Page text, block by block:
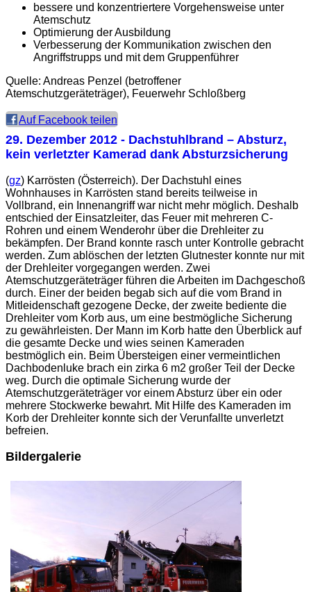
bessere und konzentriertere Vorgehensweise unter
Atemschutz
Optimierung der Ausbildung
Verbesserung der Kommunikation zwischen den
Angriffstrupps und mit dem Gruppenführer
Quelle: Andreas Penzel (betroffener
Atemschutzgeräteträger), Feuerwehr Schloßberg
Auf Facebook teilen
29. Dezember 2012 - Dachstuhlbrand – Absturz,
kein verletzter Kamerad dank Absturzsicherung
(gz) Karrösten (Österreich). Der Dachstuhl eines
Wohnhauses in Karrösten stand bereits teilweise in
Vollbrand, ein Innenangriff war nicht mehr möglich. Deshalb
entschied der Einsatzleiter, das Feuer mit mehreren C-
Rohren und einem Wenderohr über die Drehleiter zu
bekämpfen. Der Brand konnte rasch unter Kontrolle gebracht
werden. Zum ablöschen der letzten Glutnester konnte nur mit
der Drehleiter vorgegangen werden. Zwei
Atemschutzgeräteträger führen die Arbeiten im Dachgeschoß
durch. Einer der beiden begab sich auf die vom Brand in
Mitleidenschaft gezogene Decke, der zweite bediente die
Drehleiter vom Korb aus, um eine bestmögliche Sicherung
zu gewährleisten. Der Mann im Korb hatte den Überblick auf
die gesamte Decke und wies seinen Kameraden
bestmöglich ein. Beim Übersteigen einer vermeintlichen
Dachbodenluke brach ein zirka 6 m2 großer Teil der Decke
weg. Durch die optimale Sicherung wurde der
Atemschutzgeräteträger vor einem Absturz über ein oder
mehrere Stockwerke bewahrt. Mit Hilfe des Kameraden im
Korb der Drehleiter konnte sich der Verunfallte unverletzt
befreien.
Bildergalerie